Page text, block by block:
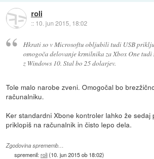
roli
:: 10. jun 2015, 18:02
Hkrati so v Microsoftu obljubili tudi USB
omogoča delovanje krmilnika za Xbox One
z Windows 10. Stal bo 25 dolarjev.
Tole malo narobe zveni. Omogočal bo
računalniku.
Ker standardni Xbone kontroler lahko že sedaj
priklopiš na računalnik in čisto lepo dela.
Zgodovina sprememb…
spremenil:roli(10. jun 2015 ob 18:02)